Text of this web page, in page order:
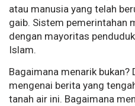
atau manusia yang telah
gaib. Sistem pemerintahan
dengan mayoritas
Islam.
Bagaimana menarik
mengenai berita yang
tanah air ini. Bagaimana